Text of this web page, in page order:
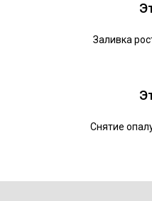
Заливка
Снятие